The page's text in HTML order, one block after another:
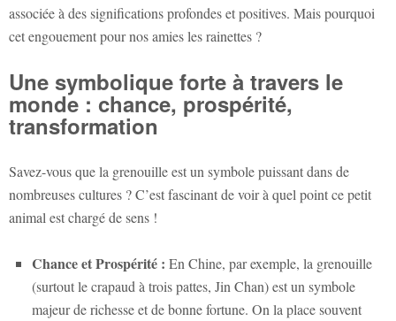
associée à des significations profondes et positives. Mais pourquoi
cet engouement pour nos amies les rainettes ?
Une symbolique forte à travers le
monde : chance, prospérité,
transformation
Savez-vous que la grenouille est un symbole puissant dans de
nombreuses cultures ? C’est fascinant de voir à quel point ce petit
animal est chargé de sens !
Chance et Prospérité : En Chine, par exemple, la grenouille
(surtout le crapaud à trois pattes, Jin Chan) est un symbole
majeur de richesse et de bonne fortune. On la place souvent